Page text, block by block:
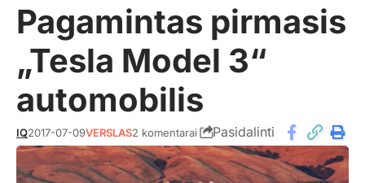
Pagamintas pirmasis
„Tesla Model 3“
automobilis
IQ2017-07-09VERSLAS2 komentarai Pasidalinti